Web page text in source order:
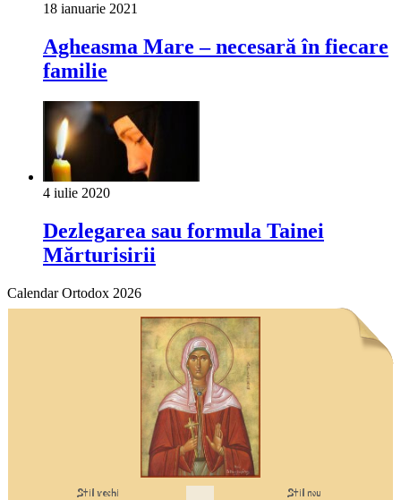
18 ianuarie 2021
Agheasma Mare – necesară în fiecare
familie
4 iulie 2020
Dezlegarea sau formula Tainei
Mărturisirii
Calendar Ortodox 2026